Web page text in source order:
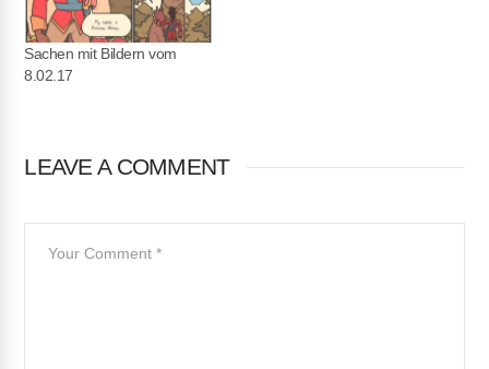
Sachen mit Bildern vom
8.02.17
LEAVE A COMMENT